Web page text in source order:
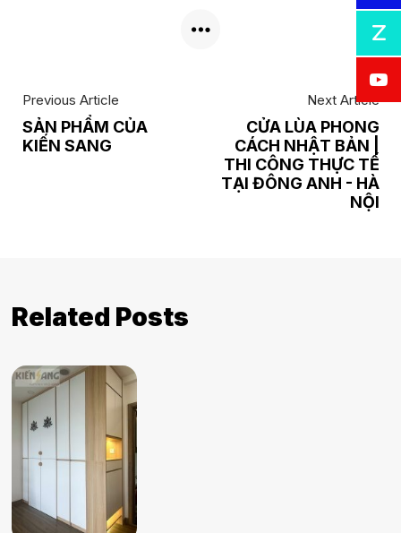
Previous Article
SẢN PHẨM CỦA
KIẾN SANG
Next Article
CỬA LÙA PHONG
CÁCH NHẬT BẢN |
THI CÔNG THỰC TẾ
TẠI ĐÔNG ANH - HÀ
NỘI
Related Posts